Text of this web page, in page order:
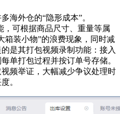
海外仓的“隐形成本”。
，可根据商品尺寸、重量等属
箱装小物”的浪费现象，同时减
是其打包视频录制功能：接入
单打包过程并按订单号存储。
频举证，大幅减少争议处理时
。